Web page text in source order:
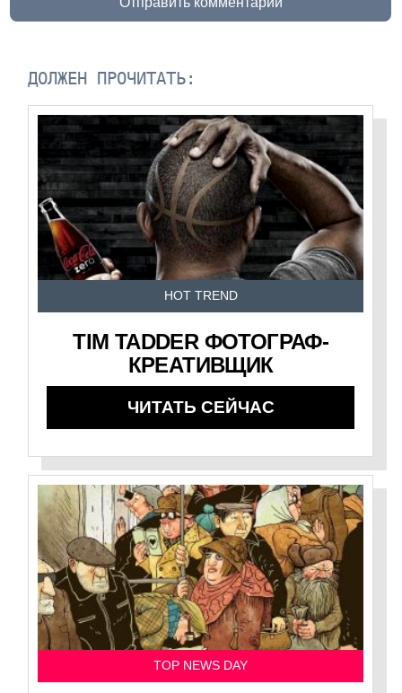
ДОЛЖЕН ПРОЧИТАТЬ:
HOT TREND
TIM TADDER ФОТОГРАФ-
КРЕАТИВЩИК
ЧИТАТЬ СЕЙЧАС
TOP NEWS DAY